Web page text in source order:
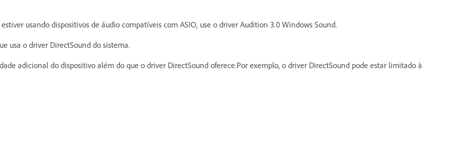
usando dispositivos de áudio compatíveis com ASIO, use o driver Audition 3.0 Windows Sound.
usa o driver DirectSound do sistema.
adicional do dispositivo além do que o driver DirectSound oferece.Por exemplo, o driver DirectSound pode estar limitado à